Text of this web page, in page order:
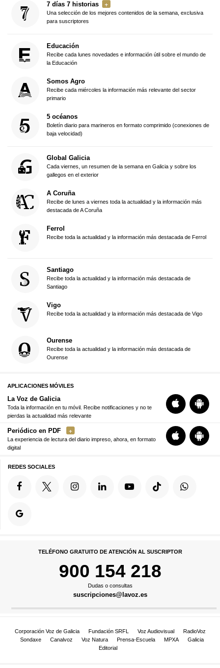
7 días 7 historias
Una selección de los mejores contenidos de la semana, exclusiva
para suscriptores
Educación
Recibe cada lunes novedades e información útil sobre el mundo de
la Educación
Somos Agro
Recibe cada miércoles la información más relevante del sector
primario
5 océanos
Boletín diario para marineros en formato comprimido (conexiones de
baja velocidad)
Global Galicia
Cada viernes, un resumen de la semana en Galicia y sobre los
gallegos en el exterior
A Coruña
Recibe de lunes a viernes toda la actualidad y la información más
destacada de A Coruña
Ferrol
Recibe toda la actualidad y la información más destacada de Ferrol
Santiago
Recibe toda la actualidad y la información más destacada de
Santiago
Vigo
Recibe toda la actualidad y la información más destacada de Vigo
Ourense
Recibe toda la actualidad y la información más destacada de
Ourense
APLICACIONES MÓVILES
La Voz de Galicia
Toda la información en tu móvil. Recibe notificaciones y no te
pierdas la actualidad más relevante
Periódico en PDF
La experiencia de lectura del diario impreso, ahora, en formato
digital
REDES SOCIALES
TELÉFONO GRATUITO DE ATENCIÓN AL SUSCRIPTOR
900 154 218
Dudas o consultas
suscripciones@lavoz.es
Corporación Voz de Galicia Fundación SRFL Voz Audiovisual
RadioVoz
Sondaxe
Canalvoz Voz Natura Prensa-Escuela MPXA
Galicia
Editorial